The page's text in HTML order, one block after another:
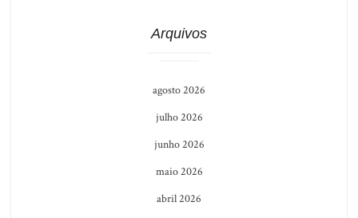
Arquivos
agosto 2026
julho 2026
junho 2026
maio 2026
abril 2026